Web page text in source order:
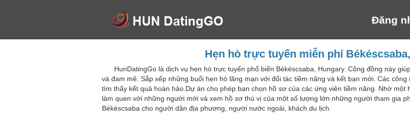
Đăng
Hẹn hò trực tuyến miễn phí
HunDatingGo là dịch vụ hẹn hò trực tuyến phổ biến Békéscsaba, Hungary. Cộng đồng này
và đam mê. Sắp xếp những buổi hẹn hò lãng mạn với đối tác tiềm năng và kết bạn mới. Các
tìm thấy kết quả hoàn hảo.Dự án cho phép bạn chọn hồ sơ của các ứng viên tiềm năng. Nhờ một
làm quen với những người mới và xem hồ sơ thú vị của một số lượng lớn những người tham gia
Békéscsaba cho người dân địa phương, người nước ngoài, khách du lịch.